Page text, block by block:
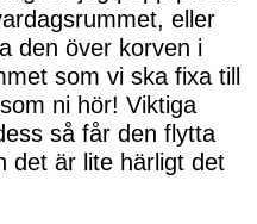
eller
den över korven i
som vi ska fixa till
ni hör! Viktiga
så får den flytta
det är lite härligt det